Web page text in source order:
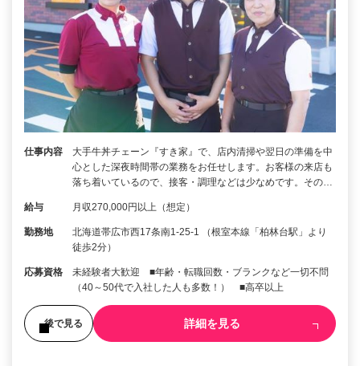
仕事内容
大手牛丼チェーン『すき家』で、店内清掃や翌日の準備を中
心とした深夜時間帯の業務をお任せします。お客様の来店も
落ち着いているので、接客・調理などは少なめです。その…
給与 月収270,000円以上（想定）
勤務地
北海道帯広市西17条南1-25-1 （根室本線「柏林台駅」より
徒歩2分）
応募資格
未経験者大歓迎 ■年齢・転職回数・ブランクなど一切不問
（40～50代で入社した人も多数！） ■高卒以上
後で見る 詳細を見る